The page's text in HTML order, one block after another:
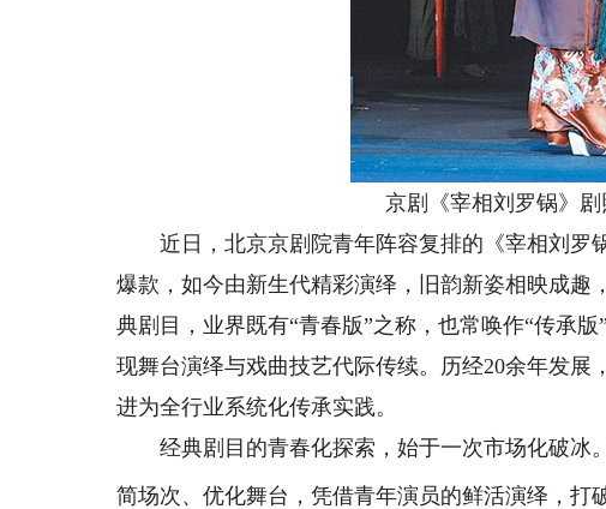
京剧《宰相刘罗锅》
近日，北京京剧院青年阵容复排的《宰相刘罗
爆款，如今由新生代精彩演绎，旧韵新姿相映成
典剧目，业界既有“青春版”之称，也常唤作“传承
现舞台演绎与戏曲技艺代际传续。历经20余年发
进为全行业系统化传承实践。
经典剧目的青春化探索，始于一次市场化破冰
简场次、优化舞台，凭借青年演员的鲜活演绎，